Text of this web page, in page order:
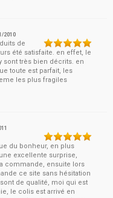
2010
de
été satisfaite. en effet, le
sont très bien décrits. en
toute est parfait, les
les plus fragiles
du bonheur, en plus
excellente surprise,
commande, ensuite lors
ce site sans hésitation
de qualité, moi qui est
le colis est arrivé en